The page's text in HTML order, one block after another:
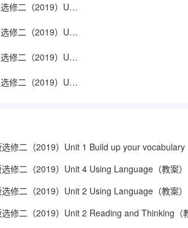
高中英语人教版选修二（2019）Unit 2 Build up your vocabulary（教案）
高中英语人教版选修二（2019）Unit 2 Assessing Your Progress & Project（教案）
高中英语人教版选修二（2019）Unit 1 Using Language（教案）
高中英语人教版选修二（2019）Unit 1 Reading and Thinking（教案）
修二（2019）Unit 1 Build up your vocabulary
修二（2019）Unit 4 Using Language（教案）
修二（2019）Unit 2 Using Language（教案）
修二（2019）Unit 2 Reading and Thinking（